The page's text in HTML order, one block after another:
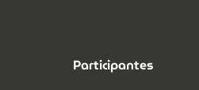
Participantes